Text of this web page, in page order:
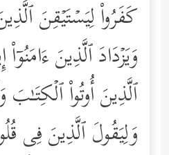
كَفَرُواْ لِیَسۡتَیۡقِنَ
وَیَزۡدَادَ ٱلَّذِینَ ءَامَنُوۤاْ
ٱلَّذِینَ أُوتُواْ ٱلۡكِتَـٰبَ
وَلِیَقُولَ ٱلَّذِینَ فِی